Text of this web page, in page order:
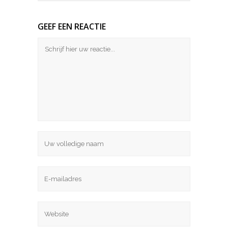
GEEF EEN REACTIE